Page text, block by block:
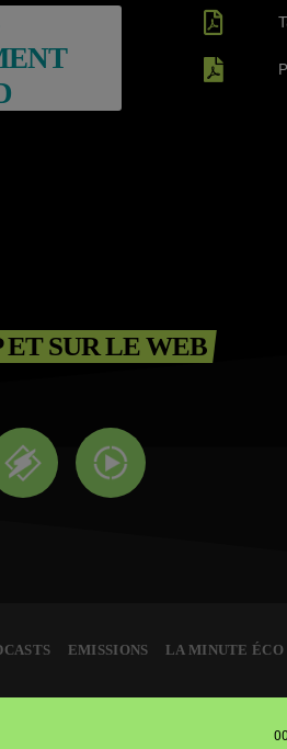
SUR DORDOGNE (2026)
ET SUR LE WEB
EMISSIONS LA MINUTE ÉCO